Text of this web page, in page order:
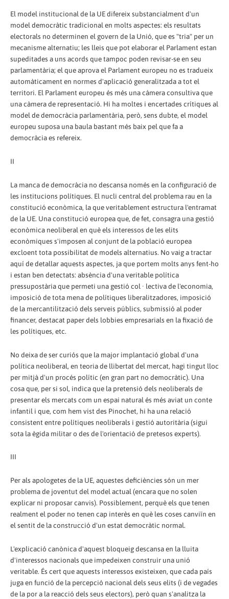
El model institucional de la UE difereix substancialment d'un
model democràtic tradicional en molts aspectes: els resultats
electorals no determinen el govern de la Unió, que es "tria" per un
mecanisme alternatiu; les lleis que pot elaborar el Parlament estan
supeditades a uns acords que tampoc poden revisar-se en seu
parlamentària; el que aprova el Parlament europeu no es tradueix
automàticament en normes d'aplicació generalitzada a tot el
territori. El Parlament europeu és més una càmera consultiva que
una càmera de representació. Hi ha moltes i encertades crítiques al
model de democràcia parlamentària, però, sens dubte, el model
europeu suposa una baula bastant més baix pel que fa a
democràcia es refereix.
II
La manca de democràcia no descansa només en la configuració de
les institucions polítiques. El nucli central del problema rau en la
constitució econòmica, la que veritablement estructura l'entramat
de la UE. Una constitució europea que, de fet, consagra una gestió
econòmica neoliberal en què els interessos de les elits
econòmiques s'imposen al conjunt de la població europea
excloent tota possibilitat de models alternatius. No vaig a tractar
aquí de detallar aquests aspectes, ja que portem molts anys fent-ho
i estan ben detectats: absència d'una veritable política
pressupostària que permeti una gestió col · lectiva de l'economia,
imposició de tota mena de polítiques liberalitzadores, imposició
de la mercantilització dels serveis públics, submissió al poder
financer, destacat paper dels lobbies empresarials en la fixació de
les polítiques, etc.
No deixa de ser curiós que la major implantació global d'una
política neoliberal, en teoria de llibertat del mercat, hagi tingut lloc
per mitjà d'un procés polític (en gran part no democràtic). Una
cosa que, per si sol, indica que la pretensió dels neoliberals de
presentar els mercats com un espai natural és més aviat un conte
infantil i que, com hem vist des Pinochet, hi ha una relació
consistent entre polítiques neoliberals i gestió autoritària (sigui
sota la ègida militar o des de l'orientació de pretesos experts).
III
Per als apologetes de la UE, aquestes deficiències són un mer
problema de joventut del model actual (encara que no solen
explicar ni proposar canvis). Possiblement, perquè els que tenen
realment el poder no tenen cap interès en què les coses canviïn en
el sentit de la construcció d'un estat democràtic normal.
L'explicació canònica d'aquest bloqueig descansa en la lluita
d'interessos nacionals que impedeixen construir una unió
veritable. És cert que aquests interessos existeixen, que cada país
juga en funció de la percepció nacional dels seus elits (i de vegades
de la por a la reacció dels seus electors), però quan s'analitza la